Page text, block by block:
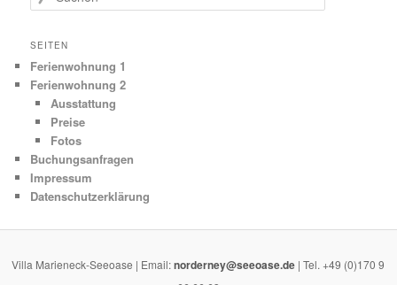
SEITEN
Ferienwohnung 1
Ferienwohnung 2
Ausstattung
Preise
Fotos
Buchungsanfragen
Impressum
Datenschutzerklärung
Villa Marieneck-Seeoase | Email:norderney@seeoase.de | Tel. +49 (0)170 9